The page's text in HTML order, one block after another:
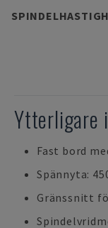
Ytterligare
Fast bord
Spännyta:
Gränssnitt